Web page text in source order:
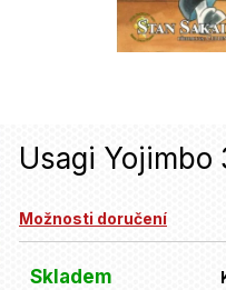
Usagi Yojimbo
Možnosti doručení
Skladem
n
j